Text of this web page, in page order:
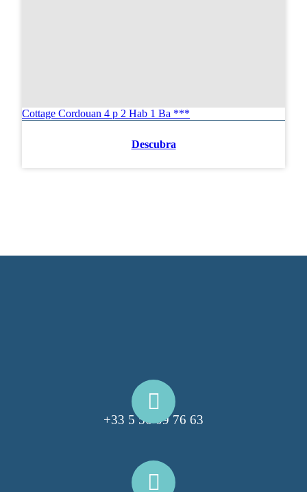
Cottage Cordouan 4 p 2 Hab 1 Ba ***
Descubra
+33 5 56 09 76 63